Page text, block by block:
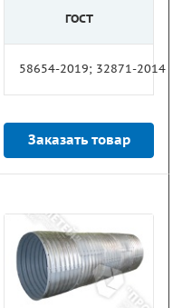
ГОСТ
58654-2019; 32871-2014
Заказать товар